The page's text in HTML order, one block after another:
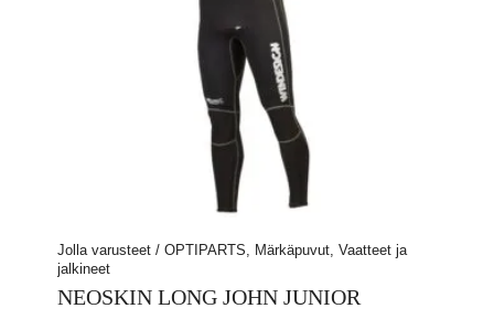
Jolla varusteet / OPTIPARTS, Märkäpuvut, Vaatteet ja
jalkineet
NEOSKIN LONG JOHN JUNIOR